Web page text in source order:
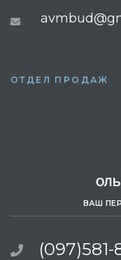
ОТДЕЛ ПРОДАЖ
ВАШ
(097)581-